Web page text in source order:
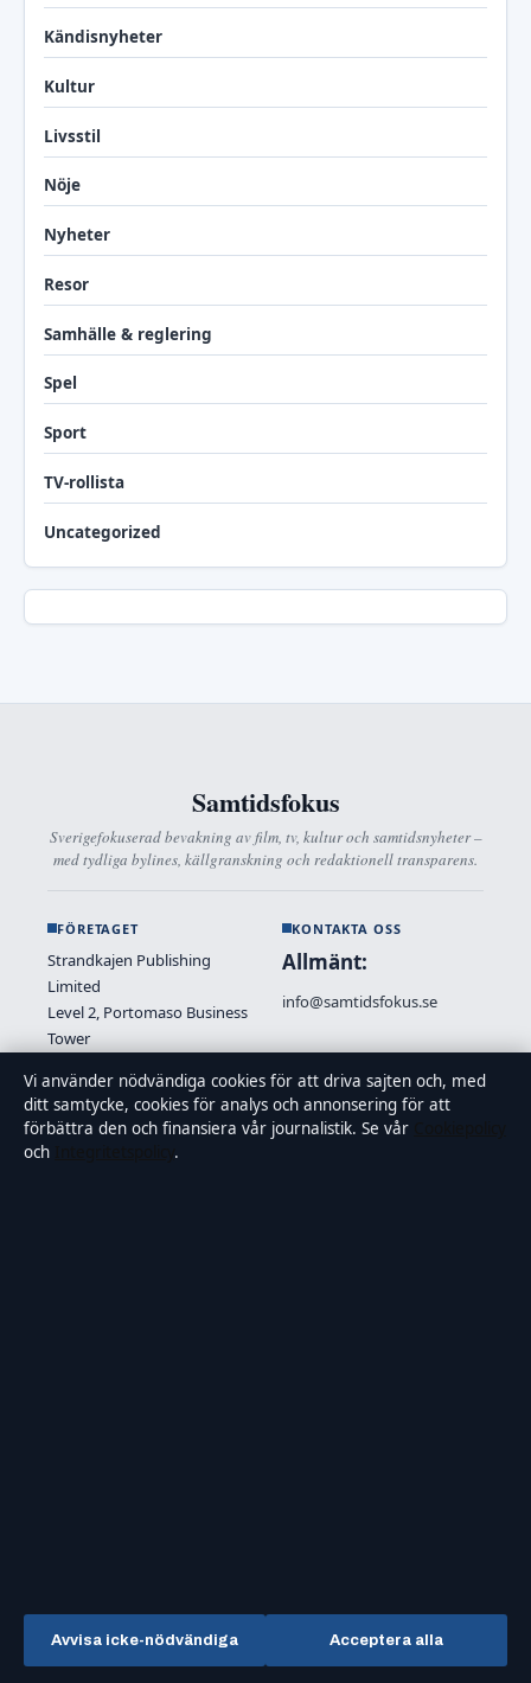
Kändisnyheter
Kultur
Livsstil
Nöje
Nyheter
Resor
Samhälle & reglering
Spel
Sport
TV-rollista
Uncategorized
Samtidsfokus
Sverigefokuserad bevakning av film, tv, kultur och samtidsnyheter –
med tydliga bylines, källgranskning och redaktionell transparens.
FÖRETAGET
Strandkajen Publishing
Limited
Level 2, Portomaso Business
Tower
+356 2138 9340
Malta Business Registry: C
89712
KONTAKTA OSS
Allmänt:
info@samtidsfokus.se
Tipsa oss
Vi använder nödvändiga cookies för att driva sajten och, med
ditt samtycke, cookies för analys och annonsering för att
förbättra den och finansiera vår journalistik. Se vår
och
.
Avvisa icke-nödvändiga Acceptera alla